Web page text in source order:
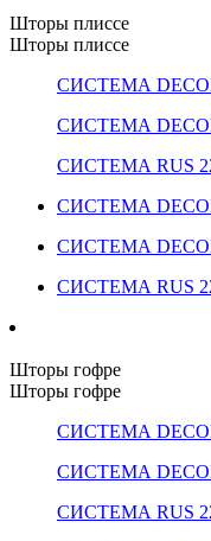
Шторы плиссе
Шторы плиссе
СИСТЕМА
СИСТЕМА
СИСТЕМА RUS
СИСТЕМА
СИСТЕМА
СИСТЕМА RUS
Шторы гофре
Шторы гофре
СИСТЕМА
СИСТЕМА
СИСТЕМА RUS